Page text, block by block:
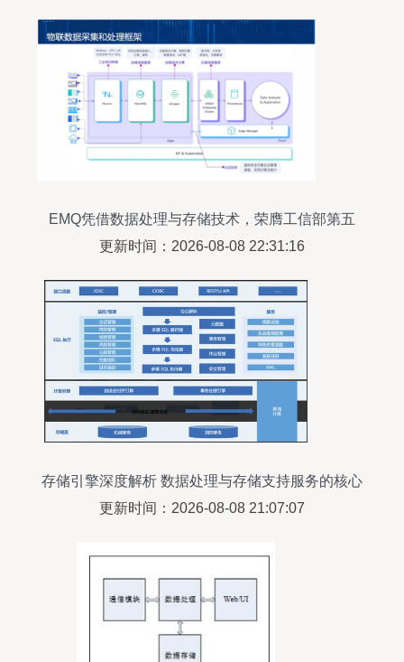
EMQ凭借数据处理与存储技术，荣膺工信部第五
届“绽放杯”5G应用征集大赛智慧金融专题一等奖
更新时间：2026-08-08 22:31:16
存储引擎深度解析 数据处理与存储支持服务的核心
支柱
更新时间：2026-08-08 21:07:07